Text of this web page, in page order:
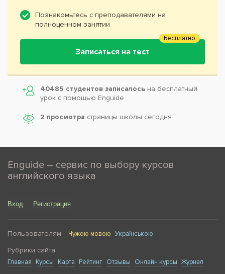
Познакомьтесь с преподавателями на
полноценном занятии
Записаться на тест
Бесплатно
40485 студентов записалось на бесплатный
урок с помощью Enguide
2 просмотра страницы школы сегодня
Enguide – сервис по выбору курсов
английского языка
Вход Регистрация
Пользователям Чужою мовою Українською
Рубрики сайта
Главная Курсы Карта Рейтинг Отзывы Онлайн курсы Журнал